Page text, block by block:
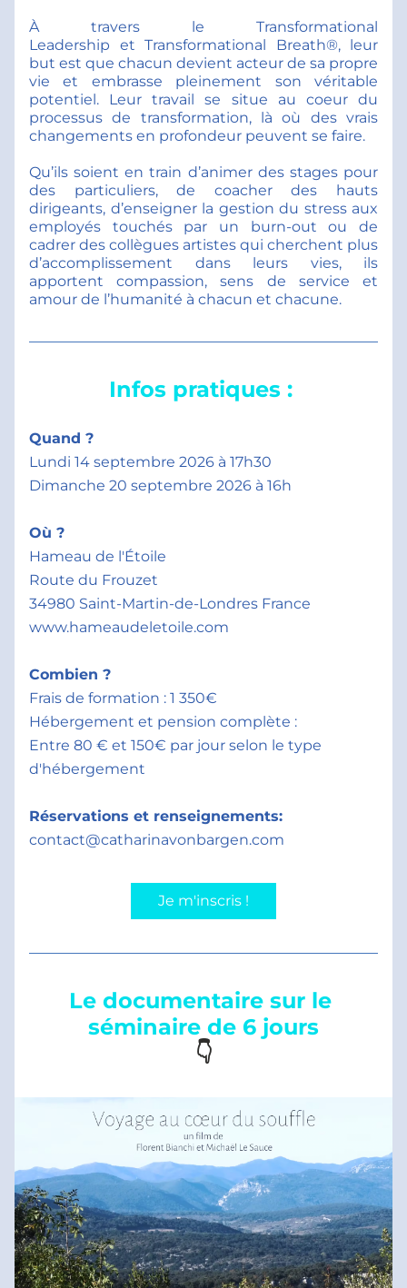
À travers le Transformational
Leadership et Transformational Breath®, leur
but est que chacun devient acteur de sa propre
vie et embrasse pleinement son véritable
potentiel. Leur travail se situe au coeur du
processus de transformation, là où des vrais
changements en profondeur peuvent se faire.
Qu’ils soient en train d’animer des stages pour
des particuliers, de coacher des hauts
dirigeants, d’enseigner la gestion du stress aux
employés touchés par un burn-out ou de
cadrer des collègues artistes qui cherchent plus
d’accomplissement dans leurs vies, ils
apportent compassion, sens de service et
amour de l’humanité à chacun et chacune.
Infos pratiques :
Quand ?
Lundi 14 septembre 2026 à 17h30
Dimanche 20 septembre 2026 à 16h
Où ?
Hameau de l'Étoile
Route du Frouzet
34980 Saint-Martin-de-Londres France
www.hameaudeletoile.com
Combien ?
Frais de formation : 1 350€
Hébergement et pension complète :
Entre 80 € et 150€ par jour selon le type
d'hébergement
Réservations et renseignements:
contact@catharinavonbargen.com
Je m'inscris !
Le documentaire sur le
séminaire de 6 jours
👇